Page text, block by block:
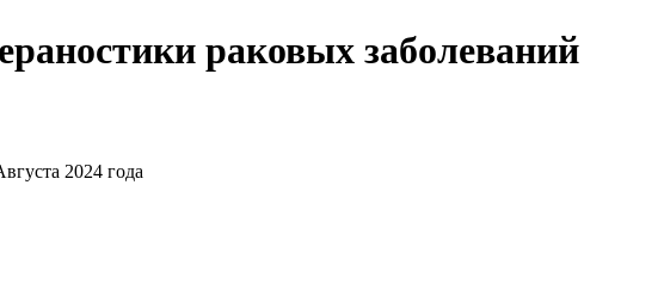
раковых заболеваний
2024 года